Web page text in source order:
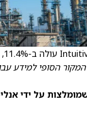
הסופי למידע
על ידי